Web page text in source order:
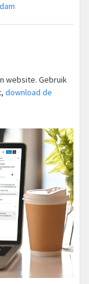
website. Gebruik
download de